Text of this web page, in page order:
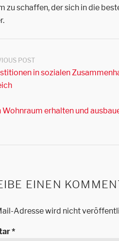
zu schaffen, der sich in die
POST
in sozialen
Wohnraum erhalten und
EINEN
Adresse wird nicht
*